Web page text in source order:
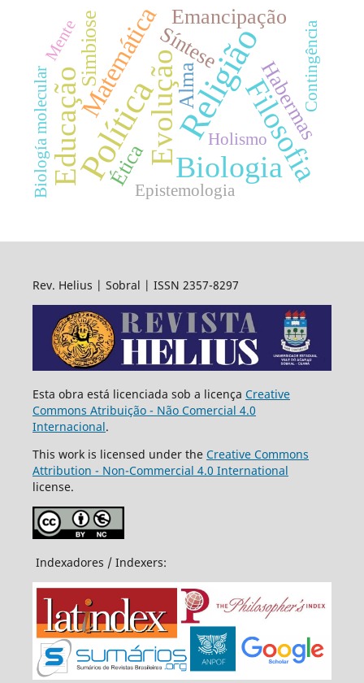
PolíticaReligiãoFilosofia
Evolução
Educação Biologia
Matemática
Ética
Síntese
Emancipação
Habermas
Alma
Simbiose
Epistemologia
Holismo
Biología molecular
Contingência
Mente
Rev. Helius | Sobral | ISSN 2357-8297
Esta obra está licenciada sob a licença Creative
Commons Atribuição - Não Comercial 4.0
Internacional.
This work is licensed under the Creative Commons
Attribution - Non-Commercial 4.0 International
license.
Indexadores / Indexers: